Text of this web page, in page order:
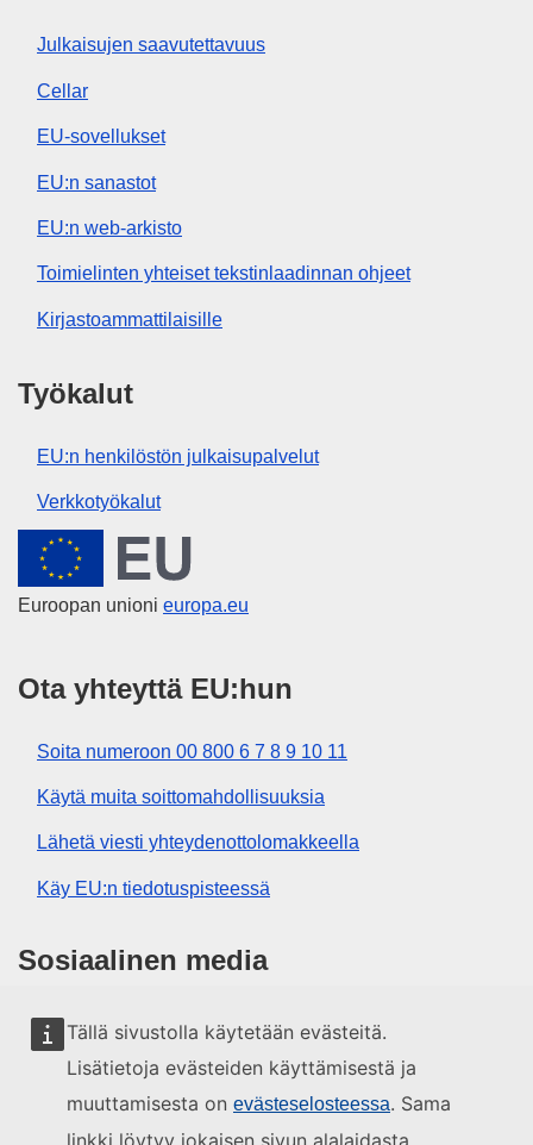
Tällä sivustolla käytetään evästeitä.
Lisätietoja evästeiden käyttämisestä ja
muuttamisesta on evästeselosteessa. Sama
linkki löytyy jokaisen sivun alalaidasta.
Julkaisujen saavutettavuus
Cellar
EU-sovellukset
EU:n sanastot
EU:n web-arkisto
Toimielinten yhteiset tekstinlaadinnan ohjeet
Kirjastoammattilaisille
Työkalut
EU:n henkilöstön julkaisupalvelut
Verkkotyökalut
Euroopan unioni
Euroopan unioni europa.eu
Ota yhteyttä EU:hun
Soita numeroon 00 800 6 7 8 9 10 11
Käytä muita soittomahdollisuuksia
Lähetä viesti yhteydenottolomakkeella
Käy EU:n tiedotuspisteessä
Sosiaalinen media
EU sosiaalisessa mediassa
EU:n toimielimet ja muut elimet